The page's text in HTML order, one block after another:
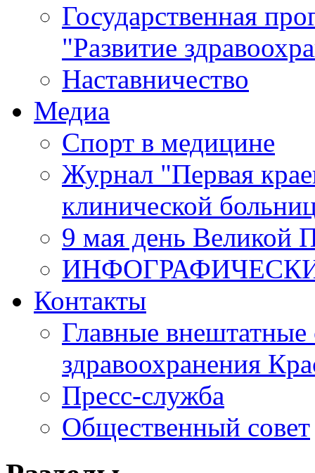
Государственная
"Развитие
Наставничество
Медиа
Спорт в медицине
Журнал "Первая
клинической
9 мая день Великой
Контакты
Главные внештатные
здравоохранения
Пресс-служба
Общественный совет